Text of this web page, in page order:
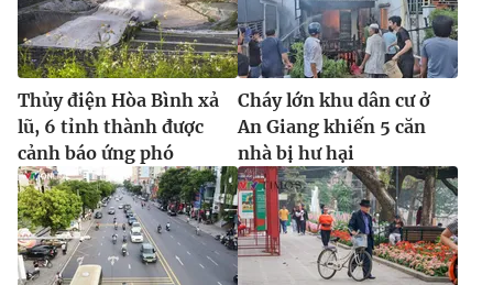
Thủy điện Hòa Bình xả
lũ, 6 tỉnh thành được
cảnh báo ứng phó
Cháy lớn khu dân cư ở
An Giang khiến 5 căn
nhà bị hư hại